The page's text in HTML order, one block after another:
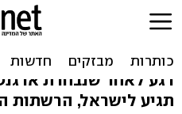
בעקבות
קורעת את מירי
רגע לאחר שנבחרת
תגיע לישראל, הרשתות